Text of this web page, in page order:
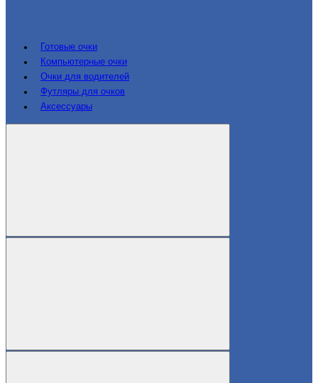
Готовые очки
Компьютерные очки
Очки для водителей
Футляры для очков
Аксессуары